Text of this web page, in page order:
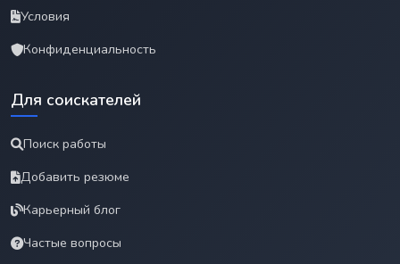
Условия
Конфиденциальность
Для соискателей
Поиск работы
Добавить резюме
Карьерный блог
Частые вопросы